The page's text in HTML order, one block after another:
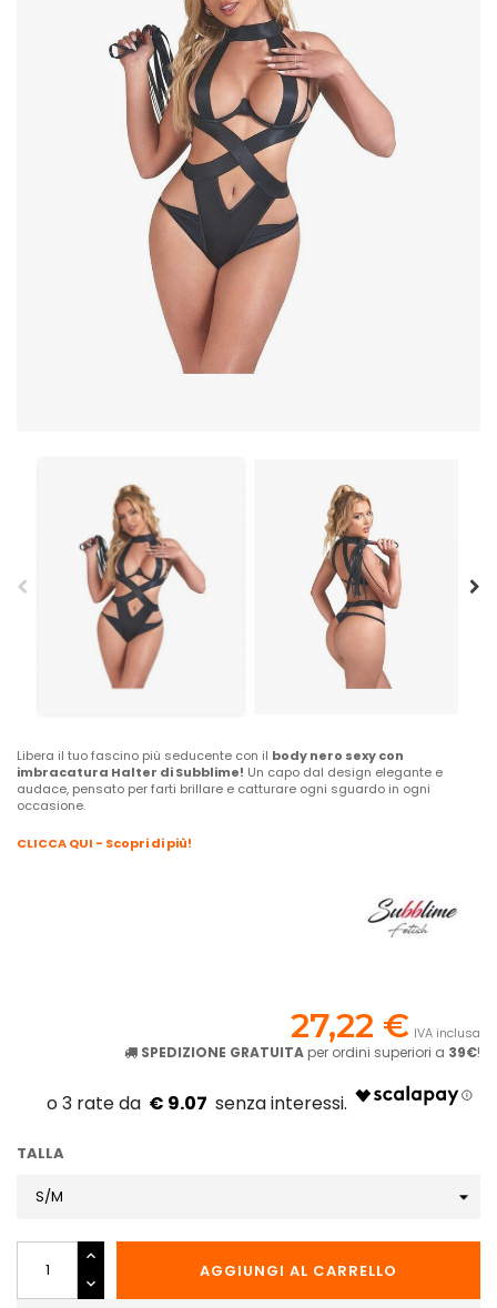
Libera il tuo fascino più seducente con il body nero sexy con
imbracatura Halter di Subblime! Un capo dal design elegante e
audace, pensato per farti brillare e catturare ogni sguardo in ogni
occasione.
CLICCA QUI - Scopri di più!
27,22 € IVA inclusa
SPEDIZIONE GRATUITA per ordini superiori a 39€!
€ 9.07
TALLA
AGGIUNGI AL CARRELLO